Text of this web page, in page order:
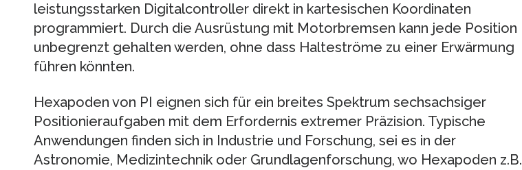
leistungsstarken Digitalcontroller direkt in kartesischen Koordinaten
programmiert. Durch die Ausrüstung mit Motorbremsen kann jede Position
unbegrenzt gehalten werden, ohne dass Halteströme zu einer Erwärmung
führen könnten.
Hexapoden von PI eignen sich für ein breites Spektrum sechsachsiger
Positionieraufgaben mit dem Erfordernis extremer Präzision. Typische
Anwendungen finden sich in Industrie und Forschung, sei es in der
Astronomie, Medizintechnik oder Grundlagenforschung, wo Hexapoden z.B.